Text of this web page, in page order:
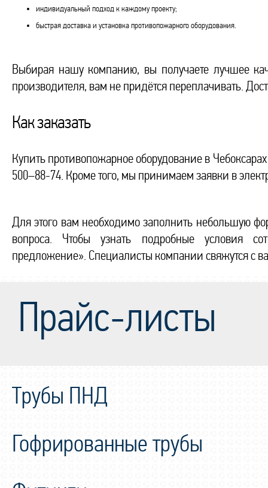
индивидуальный подход к каждому проекту;
быстрая доставка и установка противопожарного оборудования.
Выбирая нашу компанию, вы получаете лучшее
производителя, вам не придётся переплачивать.
Как заказать
Купить противопожарное оборудование в
500–88-74. Кроме того, мы принимаем заявки в
Для этого вам необходимо заполнить небольшую
вопроса. Чтобы узнать подробные условия
предложение». Специалисты компании свяжутся с
Прайс-листы
Трубы ПНД
Гофрированные трубы